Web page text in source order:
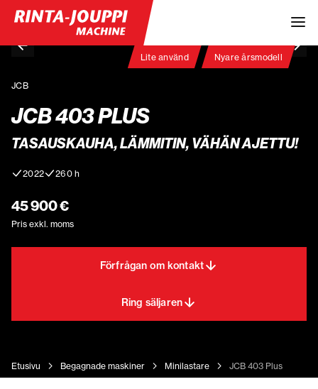
Lite använd Nyare årsmodell
JCB
JCB 403 PLUS
TASAUSKAUHA, LÄMMITIN, VÄHÄN AJETTU!
2022 260 h
45 900 €
Pris exkl. moms
Förfrågan om kontakt
Ring säljaren
Etusivu Begagnade maskiner Minilastare JCB 403 Plus